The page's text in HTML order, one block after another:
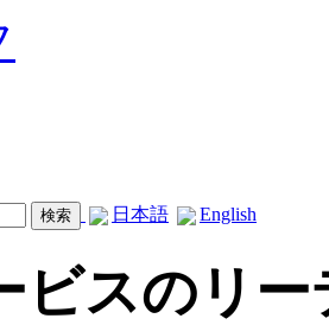
日本語 English
ビスのリ